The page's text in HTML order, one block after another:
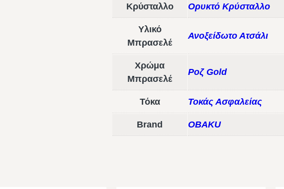
Κρύσταλλο Ορυκτό Κρύσταλλο
Υλικό
Μπρασελέ
Ανοξείδωτο Ατσάλι
Χρώμα
Μπρασελέ
Ροζ Gold
Τόκα Τοκάς Ασφαλείας
Brand OBAKU